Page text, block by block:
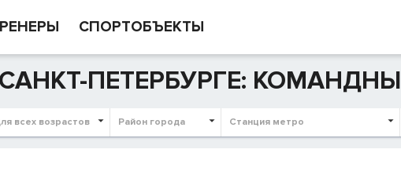
СПОРТОБЪЕКТЫ
ПЕТЕРБУРГЕ:
всех возрастов Район города Станция метро